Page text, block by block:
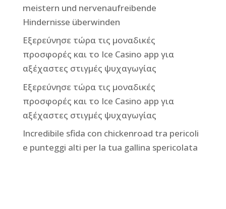
meistern und nervenaufreibende
Hindernisse überwinden
Εξερεύνησε τώρα τις μοναδικές
προσφορές και το Ice Casino app για
αξέχαστες στιγμές ψυχαγωγίας
Εξερεύνησε τώρα τις μοναδικές
προσφορές και το Ice Casino app για
αξέχαστες στιγμές ψυχαγωγίας
Incredibile sfida con chickenroad tra pericoli
e punteggi alti per la tua gallina spericolata